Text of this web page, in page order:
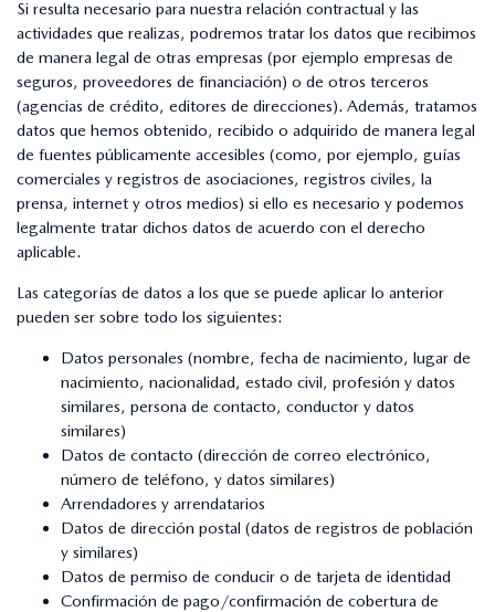
Si resulta necesario para nuestra relación contractual y las
actividades que realizas, podremos tratar los datos que recibimos
de manera legal de otras empresas (por ejemplo empresas de
seguros, proveedores de financiación) o de otros terceros
(agencias de crédito, editores de direcciones). Además, tratamos
datos que hemos obtenido, recibido o adquirido de manera legal
de fuentes públicamente accesibles (como, por ejemplo, guías
comerciales y registros de asociaciones, registros civiles, la
prensa, internet y otros medios) si ello es necesario y podemos
legalmente tratar dichos datos de acuerdo con el derecho
aplicable.
Las categorías de datos a los que se puede aplicar lo anterior
pueden ser sobre todo los siguientes:
Datos personales (nombre, fecha de nacimiento, lugar de
nacimiento, nacionalidad, estado civil, profesión y datos
similares, persona de contacto, conductor y datos
similares)
Datos de contacto (dirección de correo electrónico,
número de teléfono, y datos similares)
Arrendadores y arrendatarios
Datos de dirección postal (datos de registros de población
y similares)
Datos de permiso de conducir o de tarjeta de identidad
Confirmación de pago/confirmación de cobertura de